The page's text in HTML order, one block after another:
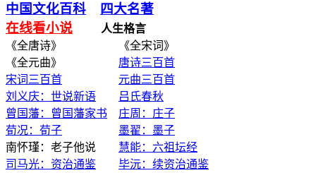
中国文化百科
四大名著
在线看小说
人生格言
《全唐诗》 《全宋词》
《全元曲》 唐诗三百首
宋词三百首
元曲三百首
刘义庆：世说新语
吕氏春秋
曾国藩：曾国藩家书
庄周：庄子
荀况：荀子
墨翟：墨子
南怀瑾：老子他说 慧能：六祖坛经
司马光：资治通鉴
毕沅：续资治通鉴